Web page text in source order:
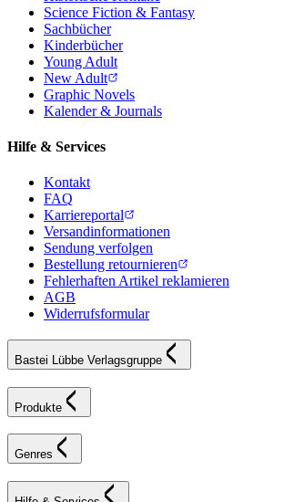
Science Fiction & Fantasy
Sachbücher
Kinderbücher
Young Adult
New Adult
Graphic Novels
Kalender & Journals
Hilfe & Services
Kontakt
FAQ
Karriereportal
Versandinformationen
Sendung verfolgen
Bestellung retournieren
Fehlerhaften Artikel reklamieren
AGB
Widerrufsformular
Bastei Lübbe Verlagsgruppe
Produkte
Genres